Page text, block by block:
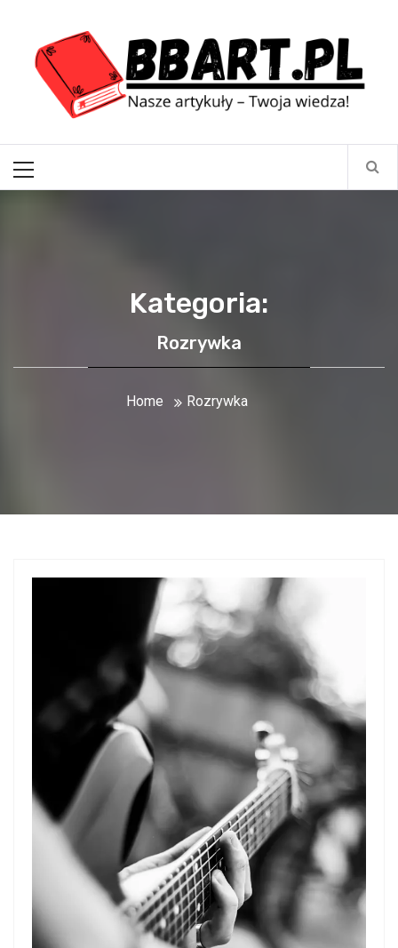
contentBBart.pl
Menu
Kategoria:
Rozrywka
Home Rozrywka